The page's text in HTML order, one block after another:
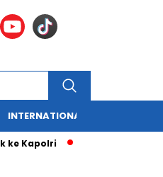
INTERNATIONAL
Cabup dan Cawali